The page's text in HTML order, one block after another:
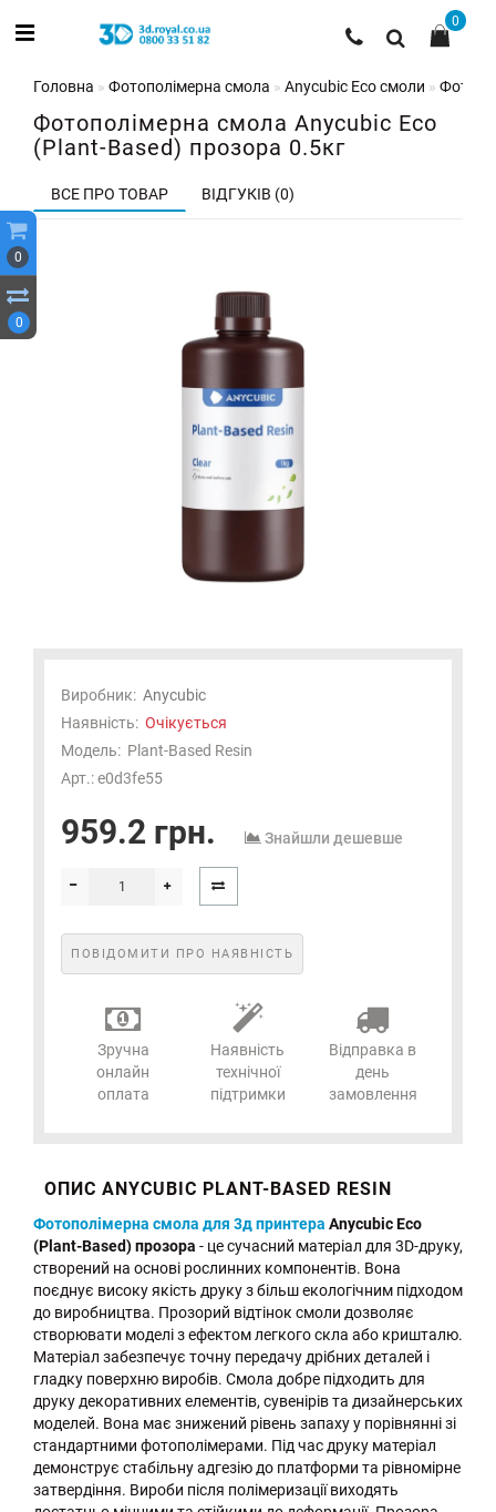
0
0
0
Головна Фотополімерна смола Anycubic Eco смоли
Фотополімерна смола Anycubic Eco
(Plant-Based) прозора 0.5кг
ВСЕ ПРО ТОВАР ВІДГУКІВ (0)
Виробник: Anycubic
Наявність: Очікується
Модель: Plant-Based Resin
Арт.: e0d3fe55
959.2 грн. Знайшли дешевше
ПОВІДОМИТИ ПРО НАЯВНІСТЬ
Зручна
онлайн
оплата
Наявність
технічної
підтримки
Відправка в
день
замовлення
ОПИС ANYCUBIC PLANT-BASED RESIN
Фотополімерна смола для 3д принтера Anycubic Eco
(Plant-Based) прозора - це сучасний матеріал для 3D-друку,
створений на основі рослинних компонентів. Вона
поєднує високу якість друку з більш екологічним підходом
до виробництва. Прозорий відтінок смоли дозволяє
створювати моделі з ефектом легкого скла або кришталю.
Матеріал забезпечує точну передачу дрібних деталей і
гладку поверхню виробів. Смола добре підходить для
друку декоративних елементів, сувенірів та дизайнерських
моделей. Вона має знижений рівень запаху у порівнянні зі
стандартними фотополімерами. Під час друку матеріал
демонструє стабільну адгезію до платформи та рівномірне
затвердіння. Вироби після полімеризації виходять